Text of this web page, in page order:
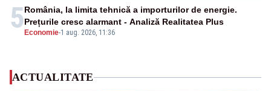
5 Economie-1 aug. 2026, 11:36
România, la limita tehnică a importurilor de energie.
Prețurile cresc alarmant - Analiză Realitatea Plus
ACTUALITATE